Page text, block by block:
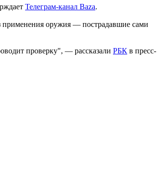
Телеграм-канал Baza.
применения оружия — пострадавшие сами
проверку", — рассказали РБК в пресс-